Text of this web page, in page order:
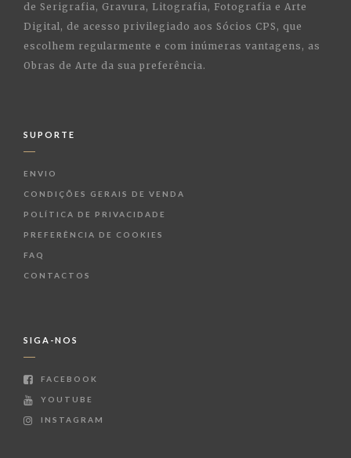
de Serigrafia, Gravura, Litografia, Fotografia e Arte
Digital, de acesso privilegiado aos Sócios CPS, que
escolhem regularmente e com inúmeras vantagens, as
Obras de Arte da sua preferência.
SUPORTE
ENVIO
CONDIÇÕES GERAIS DE VENDA
POLÍTICA DE PRIVACIDADE
PREFERÊNCIA DE COOKIES
FAQ
CONTACTOS
SIGA-NOS
FACEBOOK
YOUTUBE
INSTAGRAM